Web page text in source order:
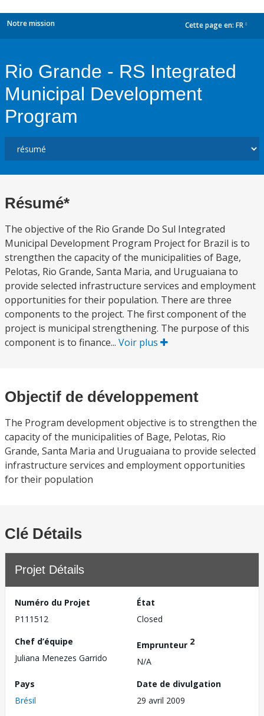
Notre mission Cette page en: FR
Rio Grande - RS Integrated
Municipal Development
Program
Résumé*
The objective of the Rio Grande Do Sul Integrated
Municipal Development Program Project for Brazil is to
strengthen the capacity of the municipalities of Bage,
Pelotas, Rio Grande, Santa Maria, and Uruguaiana to
provide selected infrastructure services and employment
opportunities for their population. There are three
components to the project. The first component of the
project is municipal strengthening. The purpose of this
component is to finance... Voir plus
Objectif de développement
The Program development objective is to strengthen the
capacity of the municipalities of Bage, Pelotas, Rio
Grande, Santa Maria and Uruguaiana to provide selected
infrastructure services and employment opportunities
for their population
Clé Détails
Projet Détails
Numéro du Projet
P111512
État
Closed
Chef d’équipe
Juliana Menezes Garrido
Emprunteur 2
N/A
Pays
Brésil
Date de divulgation
29 avril 2009